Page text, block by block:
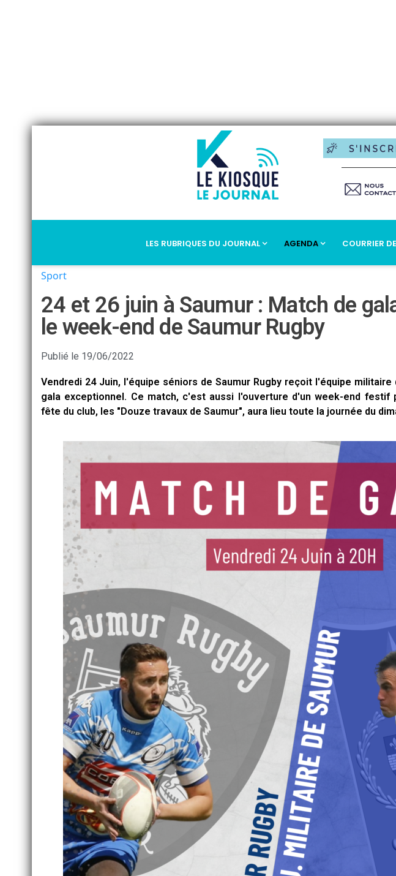
LES RUBRIQUES DU JOURNAL AGENDA COURRIER
Sport
24 et 26 juin à Saumur : Match de
le week-end de Saumur Rugby
Publié le 19/06/2022
Vendredi 24 Juin, l'équipe séniors de Saumur Rugby reçoit l'équipe militaire
gala exceptionnel. Ce match, c'est aussi l'ouverture d'un week-end festif
fête du club, les "Douze travaux de Saumur", aura lieu toute la journée du